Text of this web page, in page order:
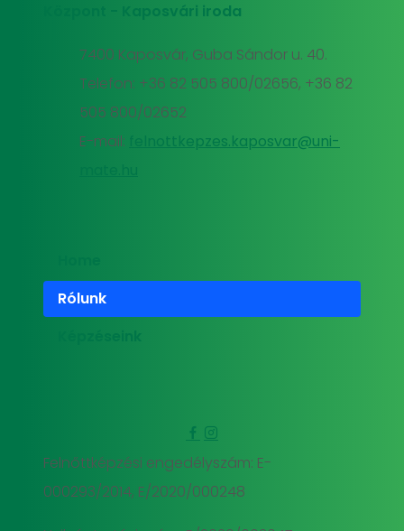
Központ - Kaposvári iroda
7400 Kaposvár, Guba Sándor u. 40.
Telefon: +36 82 505 800/02656, +36 82
505 800/02652
E-mail:
felnottkepzes.kaposvar@uni-
Rólunk
Felnőttképzési engedélyszám: E-
000293/2014, E/2020/000248